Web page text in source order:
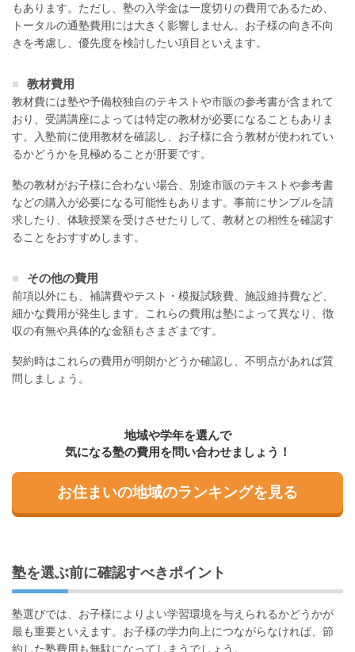
もあります。ただし、塾の入学金は一度切りの費用であるため、
トータルの通塾費用には大きく影響しません。お子様の向き不向
きを考慮し、優先度を検討したい項目といえます。
教材費用
教材費には塾や予備校独自のテキストや市販の参考書が含まれて
おり、受講講座によっては特定の教材が必要になることもありま
す。入塾前に使用教材を確認し、お子様に合う教材が使われてい
るかどうかを見極めることが肝要です。
塾の教材がお子様に合わない場合、別途市販のテキストや参考書
などの購入が必要になる可能性もあります。事前にサンプルを請
求したり、体験授業を受けさせたりして、教材との相性を確認す
ることをおすすめします。
その他の費用
前項以外にも、補講費やテスト・模擬試験費、施設維持費など、
細かな費用が発生します。これらの費用は塾によって異なり、徴
収の有無や具体的な金額もさまざまです。
契約時はこれらの費用が明朗かどうか確認し、不明点があれば質
問しましょう。
地域や学年を選んで
気になる塾の費用を問い合わせましょう！
お住まいの地域のランキングを見る
塾を選ぶ前に確認すべきポイント
塾選びでは、お子様によりよい学習環境を与えられるかどうかが
最も重要といえます。お子様の学力向上につながらなければ、節
約した塾費用も無駄になってしまうでしょう。